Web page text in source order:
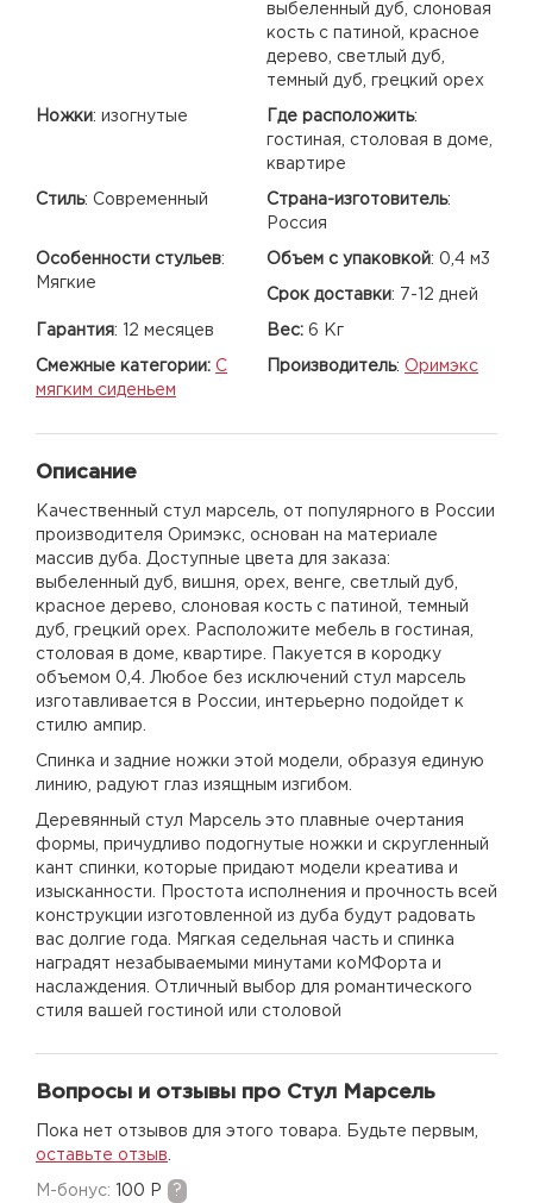
выбеленный дуб, слоновая
кость с патиной, красное
дерево, светлый дуб,
темный дуб, грецкий орех
Ножки: изогнутые Где расположить:
гостиная, столовая в доме,
квартире
Стиль: Современный Страна-изготовитель:
Россия
Особенности стульев:
Мягкие
Объем с упаковкой: 0,4 м3
Срок доставки: 7-12 дней
Гарантия: 12 месяцев Вес: 6 Кг
Смежные категории: С
мягким сиденьем
Производитель: Оримэкс
Описание
Качественный стул марсель, от популярного в России
производителя Оримэкс, основан на материале
массив дуба. Доступные цвета для заказа:
выбеленный дуб, вишня, орех, венге, светлый дуб,
красное дерево, слоновая кость с патиной, темный
дуб, грецкий орех. Расположите мебель в гостиная,
столовая в доме, квартире. Пакуется в кородку
объемом 0,4. Любое без исключений стул марсель
изготавливается в России, интерьерно подойдет к
стилю ампир.
Спинка и задние ножки этой модели, образуя единую
линию, радуют глаз изящным изгибом.
Деревянный стул Марсель это плавные очертания
формы, причудливо подогнутые ножки и скругленный
кант спинки, которые придают модели креатива и
изысканности. Простота исполнения и прочность всей
конструкции изготовленной из дуба будут радовать
вас долгие года. Мягкая седельная часть и спинка
наградят незабываемыми минутами коМФорта и
наслаждения. Отличный выбор для романтического
стиля вашей гостиной или столовой
Вопросы и отзывы про Стул Марсель
Пока нет отзывов для этого товара. Будьте первым,
оставьте отзыв
M-бонус: 100 Р ?